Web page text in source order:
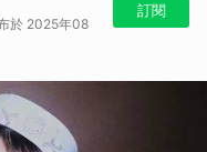
於 2025年08
訂閱